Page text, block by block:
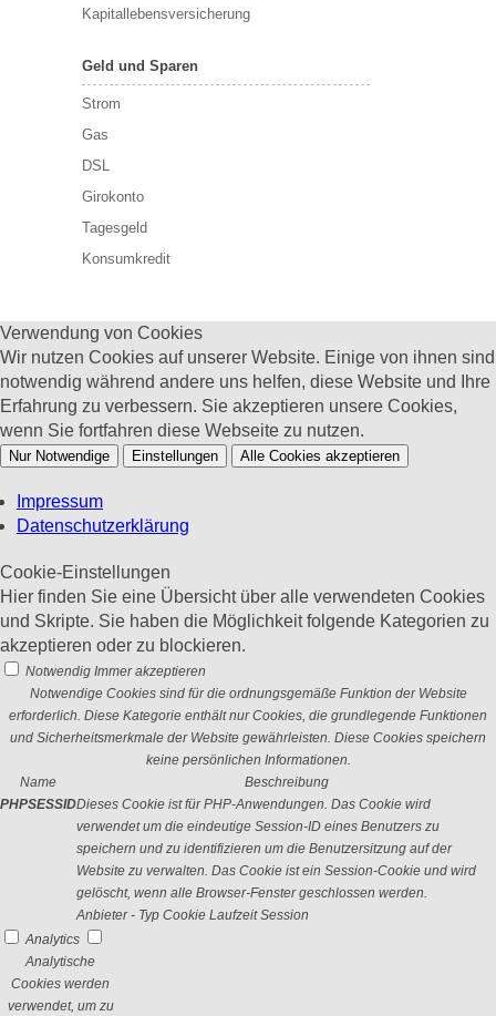
Kapitallebensversicherung
Geld und Sparen
Strom
Gas
DSL
Girokonto
Tagesgeld
Konsumkredit
Verwendung von Cookies
Wir nutzen Cookies auf unserer Website. Einige von ihnen sind
notwendig während andere uns helfen, diese Website und Ihre
Erfahrung zu verbessern. Sie akzeptieren unsere Cookies,
wenn Sie fortfahren diese Webseite zu nutzen.
Nur Notwendige Einstellungen Alle Cookies akzeptieren
Impressum
Datenschutzerklärung
Cookie-Einstellungen
Hier finden Sie eine Übersicht über alle verwendeten Cookies
und Skripte. Sie haben die Möglichkeit folgende Kategorien zu
akzeptieren oder zu blockieren.
Notwendig Immer akzeptieren
Notwendige Cookies sind für die ordnungsgemäße Funktion der Website
erforderlich. Diese Kategorie enthält nur Cookies, die grundlegende Funktionen
und Sicherheitsmerkmale der Website gewährleisten. Diese Cookies speichern
keine persönlichen Informationen.
Name
Beschreibung
PHPSESSIDDieses Cookie ist für PHP-Anwendungen. Das Cookie wird
verwendet um die eindeutige Session-ID eines Benutzers zu
speichern und zu identifizieren um die Benutzersitzung auf der
Website zu verwalten. Das Cookie ist ein Session-Cookie und wird
gelöscht, wenn alle Browser-Fenster geschlossen werden.
Anbieter - Typ Cookie Laufzeit Session
Analytics
Analytische
Cookies werden
verwendet, um zu